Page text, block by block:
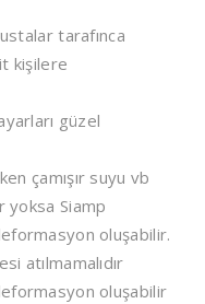
tarafınca
kişilere
güzel
çamışır suyu vb
yoksa Siamp
oluşabilir.
atılmamalıdır
oluşabilir